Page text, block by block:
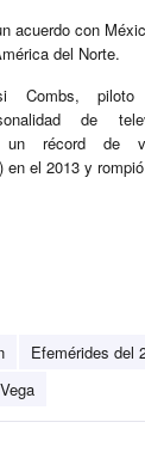
acuerdo con
del Norte.
Combs,
de
un récord de
en el 2013 y
Efemérides del